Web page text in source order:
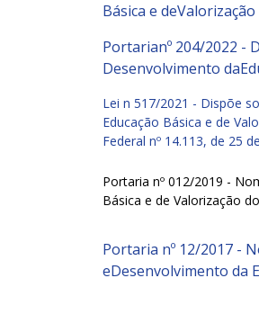
Básica e
Portarianº 204/2022 -
Desenvolvimento
Lei n 517/2021 - Dispõe
Educação Básica e de
Federal nº 14.113, de 25
Portaria nº 012/2019 -
Básica e de Valorização
Portaria nº 12/2017 -
eDesenvolvimento da